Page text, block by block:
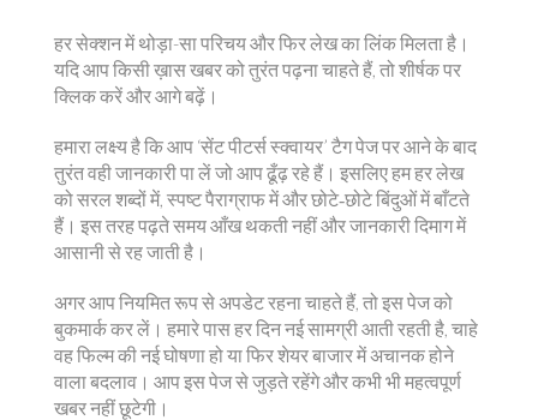
हर सेक्शन में थोड़ा-सा परिचय और फिर लेख का लिंक मिलता है।
यदि आप किसी ख़ास खबर को तुरंत पढ़ना चाहते हैं, तो शीर्षक पर
क्लिक करें और आगे बढ़ें।
हमारा लक्ष्य है कि आप ‘सेंट पीटर्स स्क्वायर’ टैग पेज पर आने के बाद
तुरंत वही जानकारी पा लें जो आप ढूँढ़ रहे हैं। इसलिए हम हर लेख
को सरल शब्दों में, स्पष्ट पैराग्राफ में और छोटे‑छोटे बिंदुओं में बाँटते
हैं। इस तरह पढ़ते समय आँख थकती नहीं और जानकारी दिमाग में
आसानी से रह जाती है।
अगर आप नियमित रूप से अपडेट रहना चाहते हैं, तो इस पेज को
बुकमार्क कर लें। हमारे पास हर दिन नई सामग्री आती रहती है, चाहे
वह फिल्म की नई घोषणा हो या फिर शेयर बाजार में अचानक होने
वाला बदलाव। आप इस पेज से जुड़ते रहेंगे और कभी भी महत्वपूर्ण
खबर नहीं छूटेगी।